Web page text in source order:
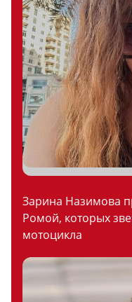
Зарина Назимова
Ромой, которых
мотоцикла